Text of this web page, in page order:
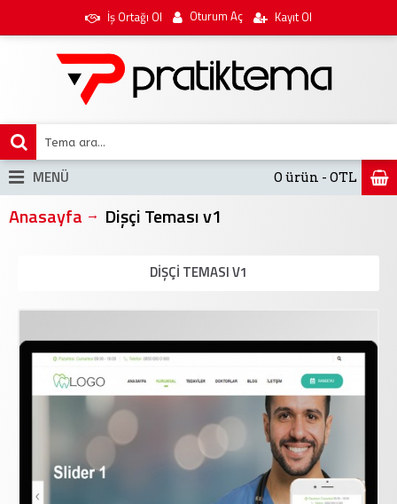
İş Ortağı Ol Oturum Aç Kayıt Ol
0 ürün - 0TL
MENÜ
Anasayfa Dişçi Teması v1
DIŞÇI TEMASI V1